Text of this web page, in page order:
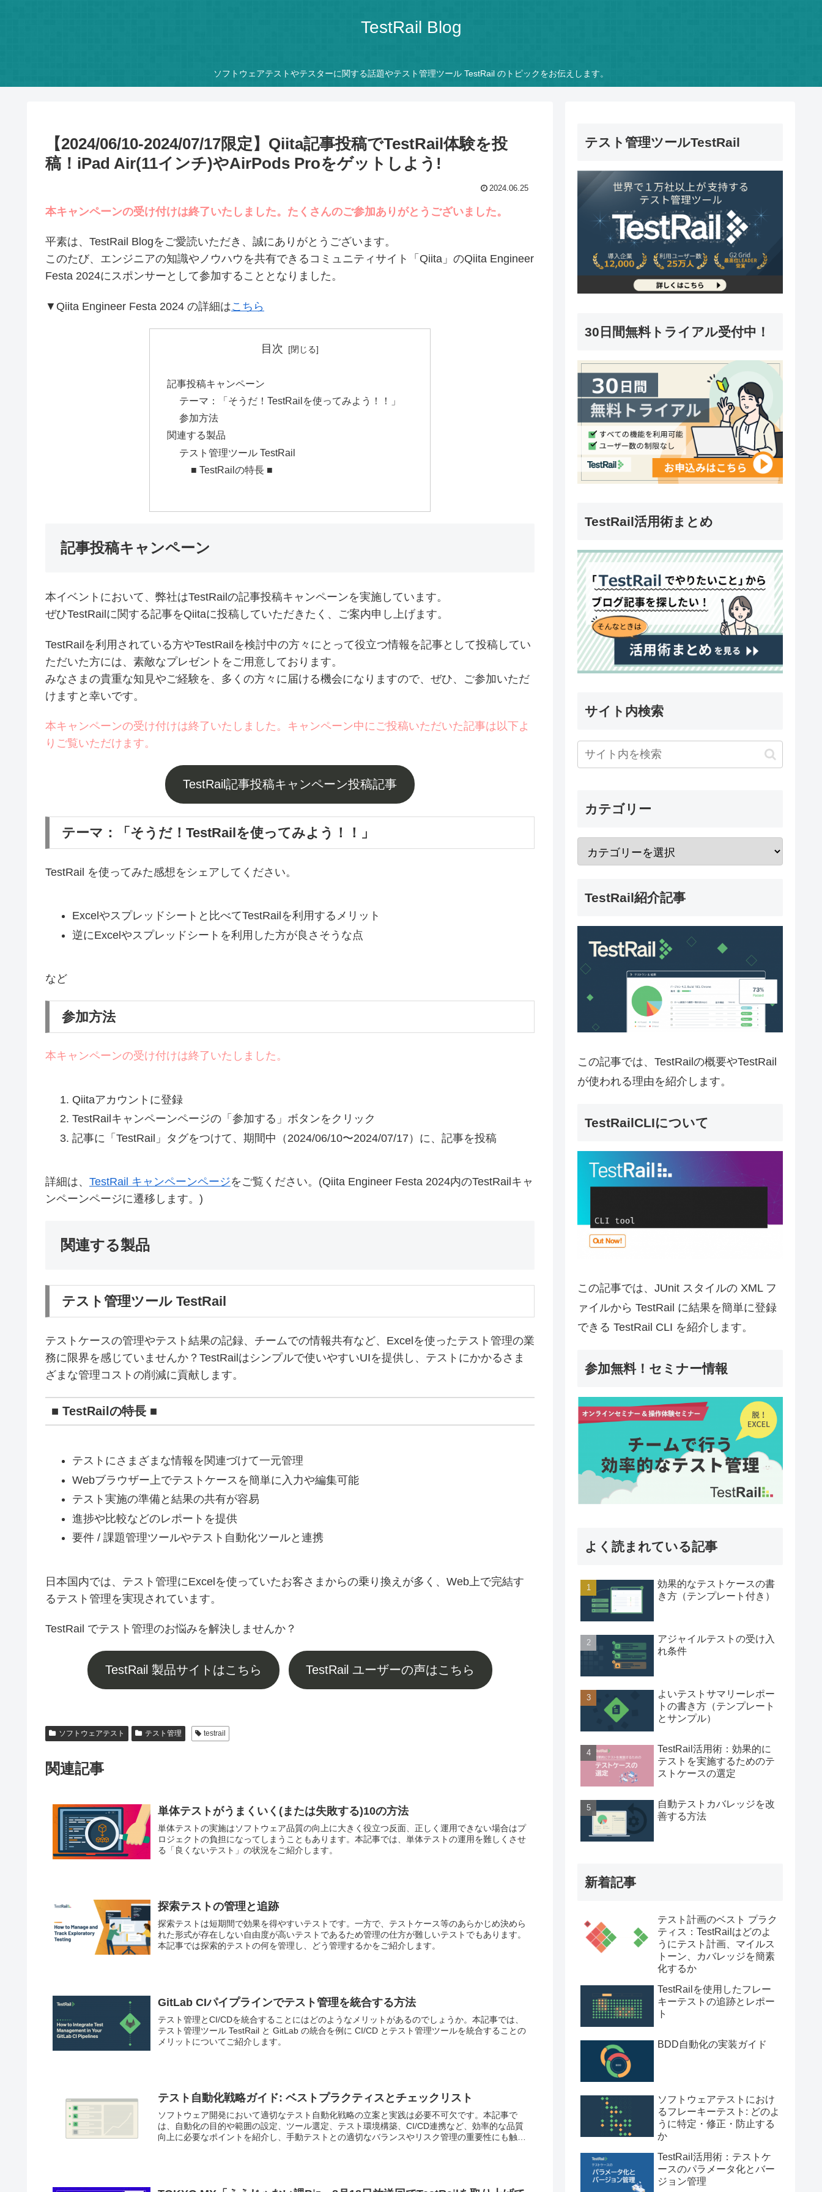
TestRail Blog
ソフトウェアテストやテスターに関する話題やテスト管理ツール TestRail のトピックをお伝えします。
【2024/06/10-2024/07/17限定】Qiita記事投稿でTestRail体験を投
稿！iPad Air(11インチ)やAirPods Proをゲットしよう!
2024.06.25
本キャンペーンの受け付けは終了いたしました。たくさんのご参加ありがとうございました。
平素は、TestRail Blogをご愛読いただき、誠にありがとうございます。
このたび、エンジニアの知識やノウハウを共有できるコミュニティサイト「Qiita」のQiita Engineer
Festa 2024にスポンサーとして参加することとなりました。
▼Qiita Engineer Festa 2024 の詳細はこちら
目次
記事投稿キャンペーン
テーマ：「そうだ！TestRailを使ってみよう！！」
参加方法
関連する製品
テスト管理ツール TestRail
■ TestRailの特長 ■
記事投稿キャンペーン
本イベントにおいて、弊社はTestRailの記事投稿キャンペーンを実施しています。
ぜひTestRailに関する記事をQiitaに投稿していただきたく、ご案内申し上げます。
TestRailを利用されている方やTestRailを検討中の方々にとって役立つ情報を記事として投稿してい
ただいた方には、素敵なプレゼントをご用意しております。
みなさまの貴重な知見やご経験を、多くの方々に届ける機会になりますので、ぜひ、ご参加いただ
けますと幸いです。
本キャンペーンの受け付けは終了いたしました。キャンペーン中にご投稿いただいた記事は以下よ
りご覧いただけます。
TestRail記事投稿キャンペーン投稿記事
テーマ：「そうだ！TestRailを使ってみよう！！」
TestRail を使ってみた感想をシェアしてください。
Excelやスプレッドシートと比べてTestRailを利用するメリット
逆にExcelやスプレッドシートを利用した方が良さそうな点
など
参加方法
本キャンペーンの受け付けは終了いたしました。
Qiitaアカウントに登録
TestRailキャンペーンページの「参加する」ボタンをクリック
記事に「TestRail」タグをつけて、期間中（2024/06/10〜2024/07/17）に、記事を投稿
詳細は、 TestRail キャンペーンページをご覧ください。(Qiita Engineer Festa 2024内のTestRailキャ
ンペーンページに遷移します。)
関連する製品
テスト管理ツール TestRail
テストケースの管理やテスト結果の記録、チームでの情報共有など、Excelを使ったテスト管理の業
務に限界を感じていませんか？TestRailはシンプルで使いやすいUIを提供し、テストにかかるさま
ざまな管理コストの削減に貢献します。
■ TestRailの特長 ■
テストにさまざまな情報を関連づけて一元管理
Webブラウザー上でテストケースを簡単に入力や編集可能
テスト実施の準備と結果の共有が容易
進捗や比較などのレポートを提供
要件 / 課題管理ツールやテスト自動化ツールと連携
日本国内では、テスト管理にExcelを使っていたお客さまからの乗り換えが多く、Web上で完結す
るテスト管理を実現されています。
TestRail でテスト管理のお悩みを解決しませんか？
TestRail 製品サイトはこちら TestRail ユーザーの声はこちら
ソフトウェアテスト テスト管理 testrail
関連記事
単体テストがうまくいく(または失敗する)10の方法
単体テストの実施はソフトウェア品質の向上に大きく役立つ反面、正しく運用できない場合はプ
ロジェクトの負担になってしまうこともあります。本記事では、単体テストの運用を難しくさせ
る「良くないテスト」の状況をご紹介します。
探索テストの管理と追跡
探索テストは短期間で効果を得やすいテストです。一方で、テストケース等のあらかじめ決めら
れた形式が存在しない自由度が高いテストであるため管理の仕方が難しいテストでもあります。
本記事では探索的テストの何を管理し、どう管理するかをご紹介します。
GitLab CIパイプラインでテスト管理を統合する方法
テスト管理とCI/CDを統合することにはどのようなメリットがあるのでしょうか。本記事では、
テスト管理ツール TestRail と GitLab の統合を例に CI/CD とテスト管理ツールを統合することの
メリットについてご紹介します。
テスト自動化戦略ガイド: ベストプラクティスとチェックリスト
ソフトウェア開発において適切なテスト自動化戦略の立案と実践は必要不可欠です。本記事で
は、自動化の目的や範囲の設定、ツール選定、テスト環境構築、CI/CD連携など、効率的な品質
向上に必要なポイントを紹介し、手動テストとの適切なバランスやリスク管理の重要性にも触
テスト管理ツールTestRail
30日間無料トライアル受付中！
TestRail活用術まとめ
サイト内検索
カテゴリー
TestRail紹介記事
この記事では、TestRailの概要やTestRail
が使われる理由を紹介します。
TestRailCLIについて
この記事では、JUnit スタイルの XML フ
ァイルから TestRail に結果を簡単に登録
できる TestRail CLI を紹介します。
参加無料！セミナー情報
よく読まれている記事
効果的なテストケースの書
き方（テンプレート付き）
アジャイルテストの受け入
れ条件
よいテストサマリーレポー
トの書き方（テンプレート
とサンプル）
TestRail活用術：効果的に
テストを実施するためのテ
ストケースの選定
自動テストカバレッジを改
善する方法
新着記事
テスト計画のベスト プラク
ティス：TestRailはどのよ
うにテスト計画、マイルス
トーン、カバレッジを簡素
化するか
TestRailを使用したフレー
キーテストの追跡とレポー
ト
BDD自動化の実装ガイド
ソフトウェアテストにおけ
るフレーキーテスト: どのよ
うに特定・修正・防止する
か
TestRail活用術：テストケ
ースのパラメータ化とバー
ジョン管理